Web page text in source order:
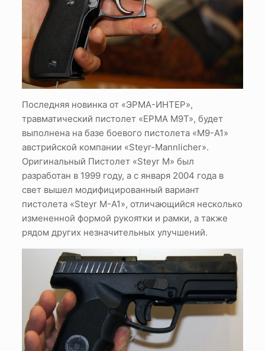
Последняя новинка от «ЭРМА-ИНТЕР»,
травматический пистолет «ЕРМА М9Т», будет
выполнена на базе боевого пистолета «M9-A1»
австрийской компании «Steyr-Mannlicher».
Оригинальный Пистолет «Steyr M» был
разработан в 1999 году, а с января 2004 года в
свет вышел модифицированный вариант
пистолета «Steyr M-А1», отличающийся несколько
измененной формой рукоятки и рамки, а также
рядом других незначительных улучшений.